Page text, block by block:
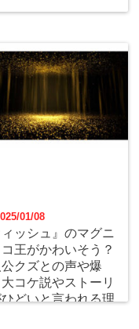
01/08
ィッシュ』のマグニ
王がかわいそう？
クズとの声や爆
コケ説やストーリ
どいと言われる理